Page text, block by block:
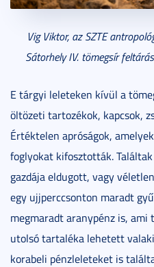
Vig Viktor, az SZTE
Sátorhely IV. tömegsír
E tárgyi leleteken kívül a
öltözeti tartozékok, kapcsok,
Értéktelen apróságok,
foglyokat kifosztották.
gazdája eldugott, vagy
egy ujjperccsonton maradt
megmaradt aranypénz is,
utolsó tartaléka lehetett
korabeli pénzleleteket is